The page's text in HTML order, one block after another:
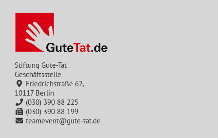
Stiftung Gute-Tat
Geschäftsstelle
Friedrichstraße 62,
10117 Berlin
(030) 390 88 225
(030) 390 88 199
teamevent@gute-tat.de